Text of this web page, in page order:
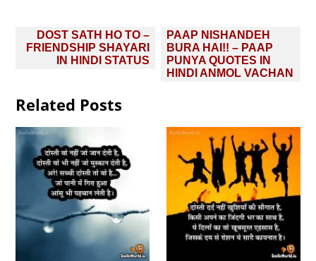
Post
navigation
DOST SATH HO TO –
FRIENDSHIP SHAYARI
IN HINDI STATUS
PAAP NISHANDEH
BURA HAI!! – PAAP
PUNYA QUOTES IN
HINDI ANMOL VACHAN
Related Posts